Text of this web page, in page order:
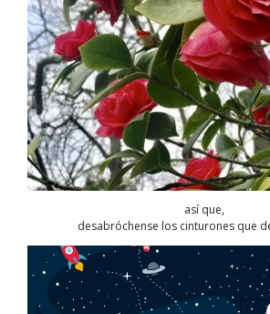
así que,
desabróchense los cinturones que